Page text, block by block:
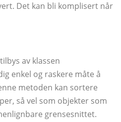
Det kan bli komplisert når
av klassen
enkel og raskere måte å
metoden kan sortere
så vel som objekter som
grensesnittet.